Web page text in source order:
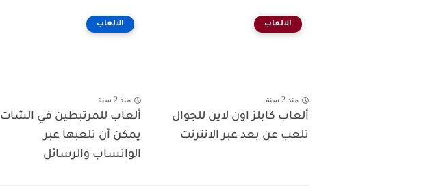
الالعاب
منذ 2 سنة
ألعاب كابلز اون لاين للجوال
تلعب عن بعد عبر الانترنت
الالعاب
منذ 2 سنة
ألعاب للمرتبطين في الشات
يمكن أن تلعبها عبر
الواتساب والرسائل